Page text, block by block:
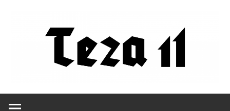
Teza
vetëm